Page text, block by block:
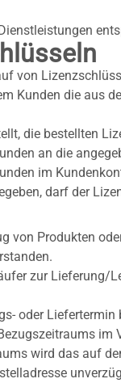
von
Kunden die aus
die bestellten
an die
im
darf der
von Produkten
zur Lieferung/
oder
im
wird das auf